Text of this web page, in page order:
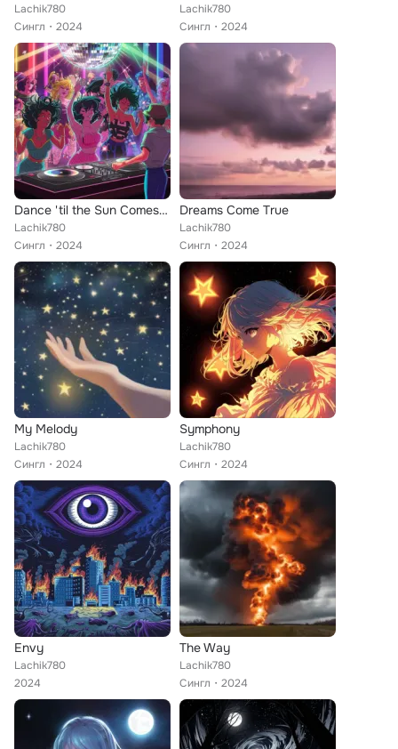
Lachik780
Сингл
2024
Lachik780
Сингл
2024
Dance 'til the Sun Comes Up
Lachik780
Сингл
2024
Dreams Come True
Lachik780
Сингл
2024
My Melody
Lachik780
Сингл
2024
Symphony
Lachik780
Сингл
2024
Envy
Lachik780
2024
The Way
Lachik780
Сингл
2024